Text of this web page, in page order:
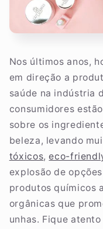
Nos últimos anos,
em direção a
saúde na indústria
consumidores
sobre os
beleza, levando
tóxicos,eco-
explosão de
produtos químicos
orgânicas que
unhas. Fique